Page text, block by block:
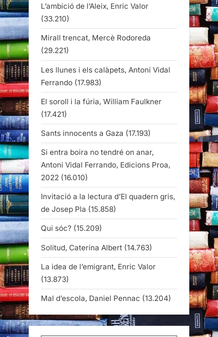
L’ambició de l’Aleix, Enric Valor
(33.210)
Mirall trencat, Mercè Rodoreda
(29.221)
Les llunes i els calàpets, Antoni Vidal
Ferrando (17.983)
El soroll i la fúria, William Faulkner
(17.421)
Sants innocents a Gaza (17.193)
Si entra boira no tendré on anar,
Antoni Vidal Ferrando, Edicions Proa,
2022 (16.010)
Invitació a la lectura d’El quadern gris,
de Josep Pla (15.858)
Qui sóc? (15.209)
Solitud, Caterina Albert (14.763)
La idea de l’emigrant, Enric Valor
(13.873)
Mal d’escola, Daniel Pennac (13.204)